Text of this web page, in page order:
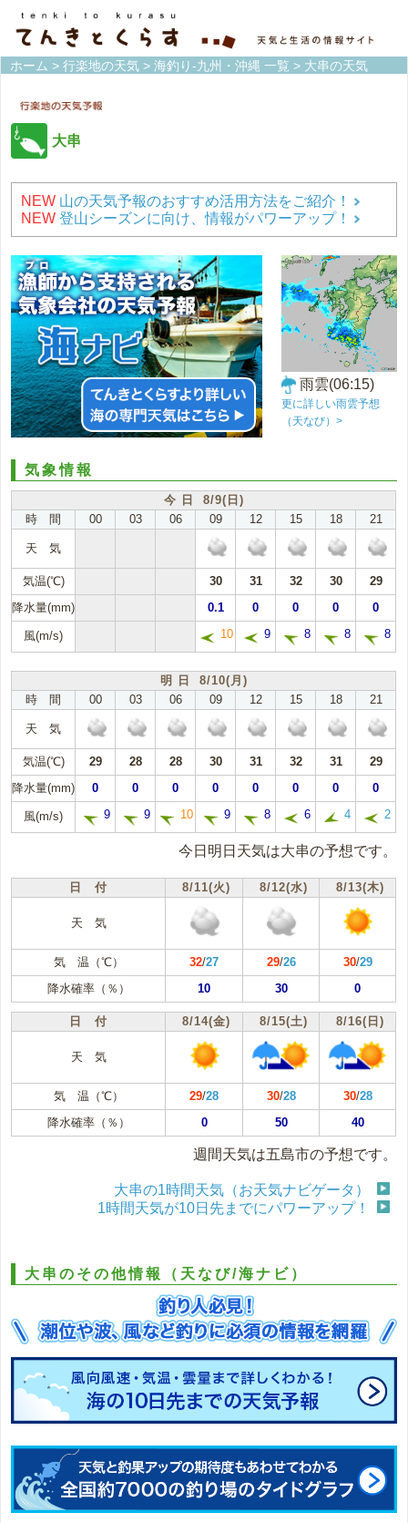
ホーム > 行楽地の天気 > 海釣り-九州・沖縄 一覧 > 大串の天気
大串
NEW 山の天気予報のおすすめ活用方法をご紹介！
NEW 登山シーズンに向け、情報がパワーアップ！
雨雲(06:15)
更に詳しい雨雲予想
（天なび）>
気象情報
今 日 8/9(日)
時 間
00 03 06 09 12 15 18 21
天 気
気温(℃) 30 31 32 30
29
降水量(mm)
0.1 0 0 0 0
風(m/s) 10 9 8 8 8
明 日 8/10(月)
時 間
00 03 06 09 12 15 18 21
天 気
気温(℃) 29 28 28 30 31 32 31
29
降水量(mm)
0 0 0 0 0 0 0 0
風(m/s) 9 9 10 9 8 6 4 2
今日明日天気は大串の予想です。
日 付 8/11(火) 8/12(水) 8/13(木)
天 気
気 温（℃） 32/27 29/26 30/29
降水確率（％）
10 30 0
日 付 8/14(金) 8/15(土) 8/16(日)
天 気
気 温（℃） 29/28 30/28 30/28
降水確率（％）
0 50 40
週間天気は五島市の予想です。
大串の1時間天気（お天気ナビゲータ）
1時間天気が10日先までにパワーアップ！
大串のその他情報（天なび/海ナビ）